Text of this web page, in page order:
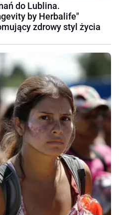
do Lublina.
by Herbalife"
zdrowy styl życia